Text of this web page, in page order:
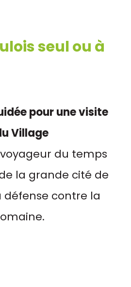
seul ou à
pour une visite
Village
du temps
la grande cité de
défense contre la